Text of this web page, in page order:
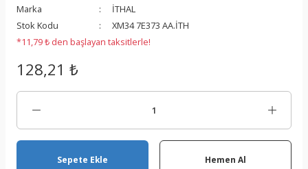
Marka
İTHAL
Stok Kodu
XM34 7E373 AA.İTH
*11,79 ₺ den başlayan taksitlerle!
128,21 ₺
Sepete Ekle Hemen Al